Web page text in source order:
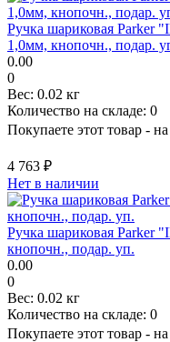
Ручка шариковая Parker
1,0мм, кнопочн., подар.
0.00
0
Вес: 0.02 кг
Количество на складе: 0
Покупаете этот товар - на
4 763 ₽
Нет в наличии
Ручка шариковая Parker
кнопочн., подар. уп.
0.00
0
Вес: 0.02 кг
Количество на складе: 0
Покупаете этот товар - на